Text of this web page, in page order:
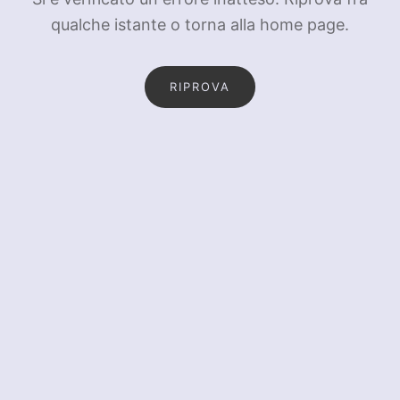
qualche istante o torna alla home page.
RIPROVA